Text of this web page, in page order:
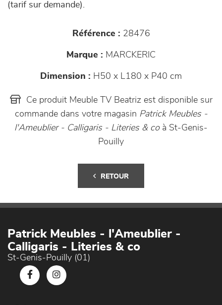
(tarif sur demande).
Référence : 28476
Marque : MARCKERIC
Dimension : H50 x L180 x P40 cm
Ce produit Meuble TV Beatriz est disponible sur
commande dans votre magasin Patrick Meubles -
l'Ameublier - Calligaris - Literies & coà St-Genis-
Pouilly
RETOUR
Patrick Meubles - l'Ameublier -
Calligaris - Literies & co
St-Genis-Pouilly (01)